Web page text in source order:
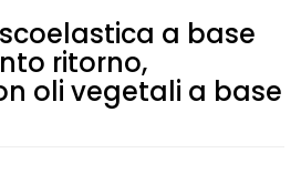
a base
ritorno,
oli vegetali a base